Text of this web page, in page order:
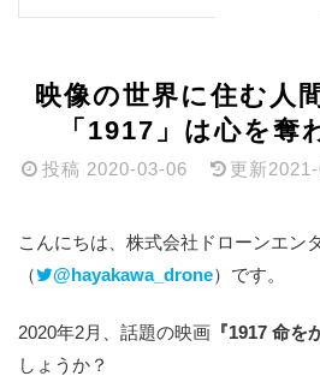
映像の世界に住む人
「1917」は心を奪
投稿 2020-03-06 更新
こんにちは、株式会社ドローンエン
（
@hayakawa_drone）です。
2020年2月、話題の映画 『1917 命を
しょうか？